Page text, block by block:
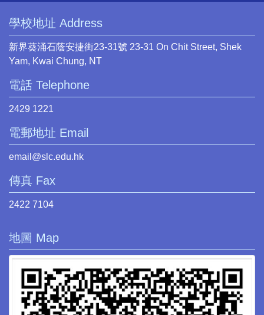
學校地址 Address
新界葵涌石蔭安捷街23-31號 23-31 On Chit Street, Shek
Yam, Kwai Chung, NT
電話 Telephone
2429 1221
電郵地址 Email
email@slc.edu.hk
傳真 Fax
2422 7104
地圖 Map